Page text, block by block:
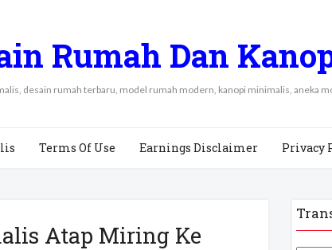
Rumah Dan
desain rumah terbaru, model rumah modern, kanopi minimalis, aneka
Terms Of Use Earnings Disclaimer Privacy
Atap Miring Ke